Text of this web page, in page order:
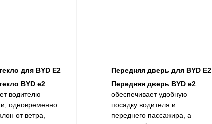
для BYD E2
BYD e2
водителю
одновременно
от ветра,
Передняя дверь для BYD E2
Передняя дверь BYD e2
обеспечивает удобную
посадку водителя и
переднего пассажира, а